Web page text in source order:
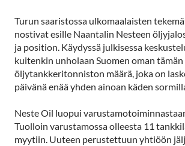
Turun saaristossa ulkomaalaisten
nostivat esille Naantalin Nesteen
ja position. Käydyssä julkisessa
kuitenkin unholaan Suomen oman
öljytankkeritonniston määrä, joka on
päivänä enää yhden ainoan käden
Neste Oil luopui
Tuolloin varustamossa olleesta 11
myytiin. Uuteen perustettuun yhtiöön